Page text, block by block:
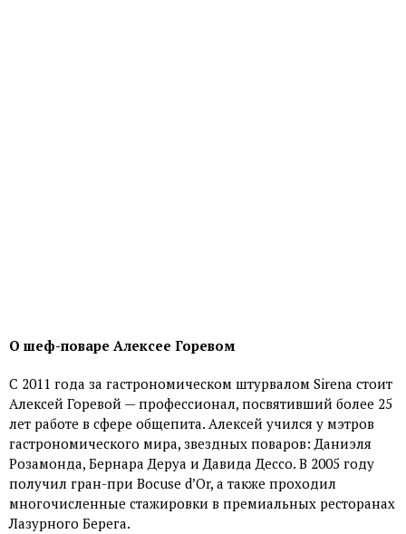
О шеф-поваре Алексее Горевом
С 2011 года за гастрономическом штурвалом Sirena стоит
Алексей Горевой — профессионал, посвятивший более 25
лет работе в сфере общепита. Алексей учился у мэтров
гастрономического мира, звездных поваров: Даниэля
Розамонда, Бернара Деруа и Давида Дессо. В 2005 году
получил гран-при Bocuse d’Or, а также проходил
многочисленные стажировки в премиальных ресторанах
Лазурного Берега.